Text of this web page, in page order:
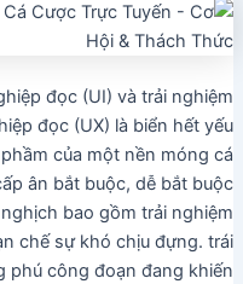
đọc (UI) và trải nghiệm
đọc (UX) là biển hết yếu
của một nền móng cá
ân bắt buộc, dễ bắt buộc
bao gồm trải nghiệm
chế sự khó chịu đựng. trái
phú công đoạn đang khiến